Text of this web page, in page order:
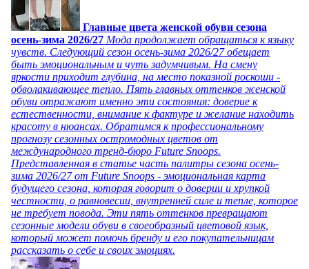
Главные цвета женской обуви сезона
осень-зима 2026/27 Мода продолжает обращаться к языку
чувств. Следующий сезон осень-зима 2026/27 обещает
быть эмоциональным и чуть задумчивым. На смену
яркости приходит глубина, на место показной роскоши -
обволакивающее тепло. Пять главных оттенков женской
обуви отражают именно эти состояния: доверие к
естественности, внимание к фактуре и желание находить
красоту в нюансах. Обратимся к профессиональному
прогнозу сезонных остромодных цветов от
международного тренд-бюро Future Snoops.
Представленная в статье часть палитры сезона осень-
зима 2026/27 от Future Snoops - эмоциональная карта
будущего сезона, которая говорит о доверии и хрупкой
честности, о равновесии, внутренней силе и тепле, которое
не требует повода. Эти пять оттенков превращают
сезонные модели обуви в своеобразный цветовой язык,
который может помочь бренду и его покупательницам
рассказать о себе и своих эмоциях.